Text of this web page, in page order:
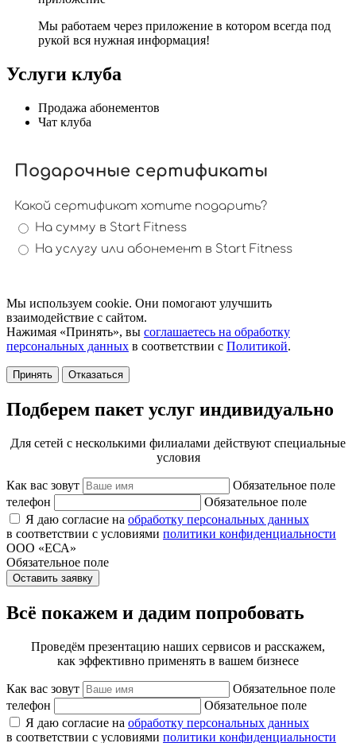
Мы работаем через приложение в котором всегда под
рукой вся нужная информация!
Услуги клуба
Продажа абонементов
Чат клуба
Мы используем cookie. Они помогают улучшить
взаимодействие с сайтом.
Нажимая «Принять», вы соглашаетесь на обработку
персональных данных в соответствии с Политикой.
Принять Отказаться
Подберем пакет услуг индивидуально
Для сетей с несколькими филиалами действуют специальные
условия
Как вас зовут
Обязательное поле
телефон
Обязательное поле
Я даю согласие на обработку персональных данных
в соответствии с условиями политики конфиденциальности
ООО «ЕСА»
Обязательное поле
Оставить заявку
Всё покажем и дадим попробовать
Проведём презентацию наших сервисов и расскажем,
как эффективно применять в вашем бизнесе
Как вас зовут
Обязательное поле
телефон
Обязательное поле
Я даю согласие на обработку персональных данных
в соответствии с условиями политики конфиденциальности